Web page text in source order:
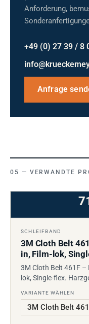
Anforderung,
+49 (0) 27 39 / 8
Anfrage
VERWANDTE
SCHLEIFBAND
3M Cloth Belt
in, Film-lok,
3M Cloth Belt 461F –
lok, Single-flex.
VARIANTE WÄHLEN